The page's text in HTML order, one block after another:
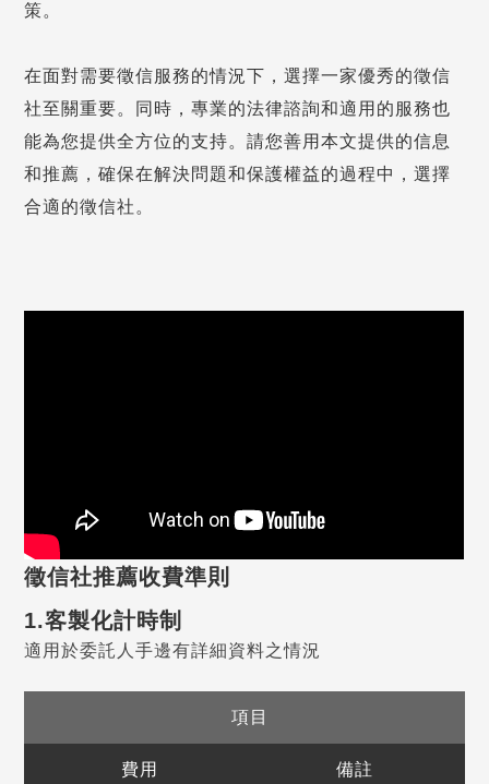
策。
在面對需要徵信服務的情況下，選擇一家優秀的徵信
社至關重要。同時，專業的法律諮詢和適用的服務也
能為您提供全方位的支持。請您善用本文提供的信息
和推薦，確保在解決問題和保護權益的過程中，選擇
合適的徵信社。
徵信社推薦收費準則
1.客製化計時制
適用於委託人手邊有詳細資料之情況
項目
費用 備註